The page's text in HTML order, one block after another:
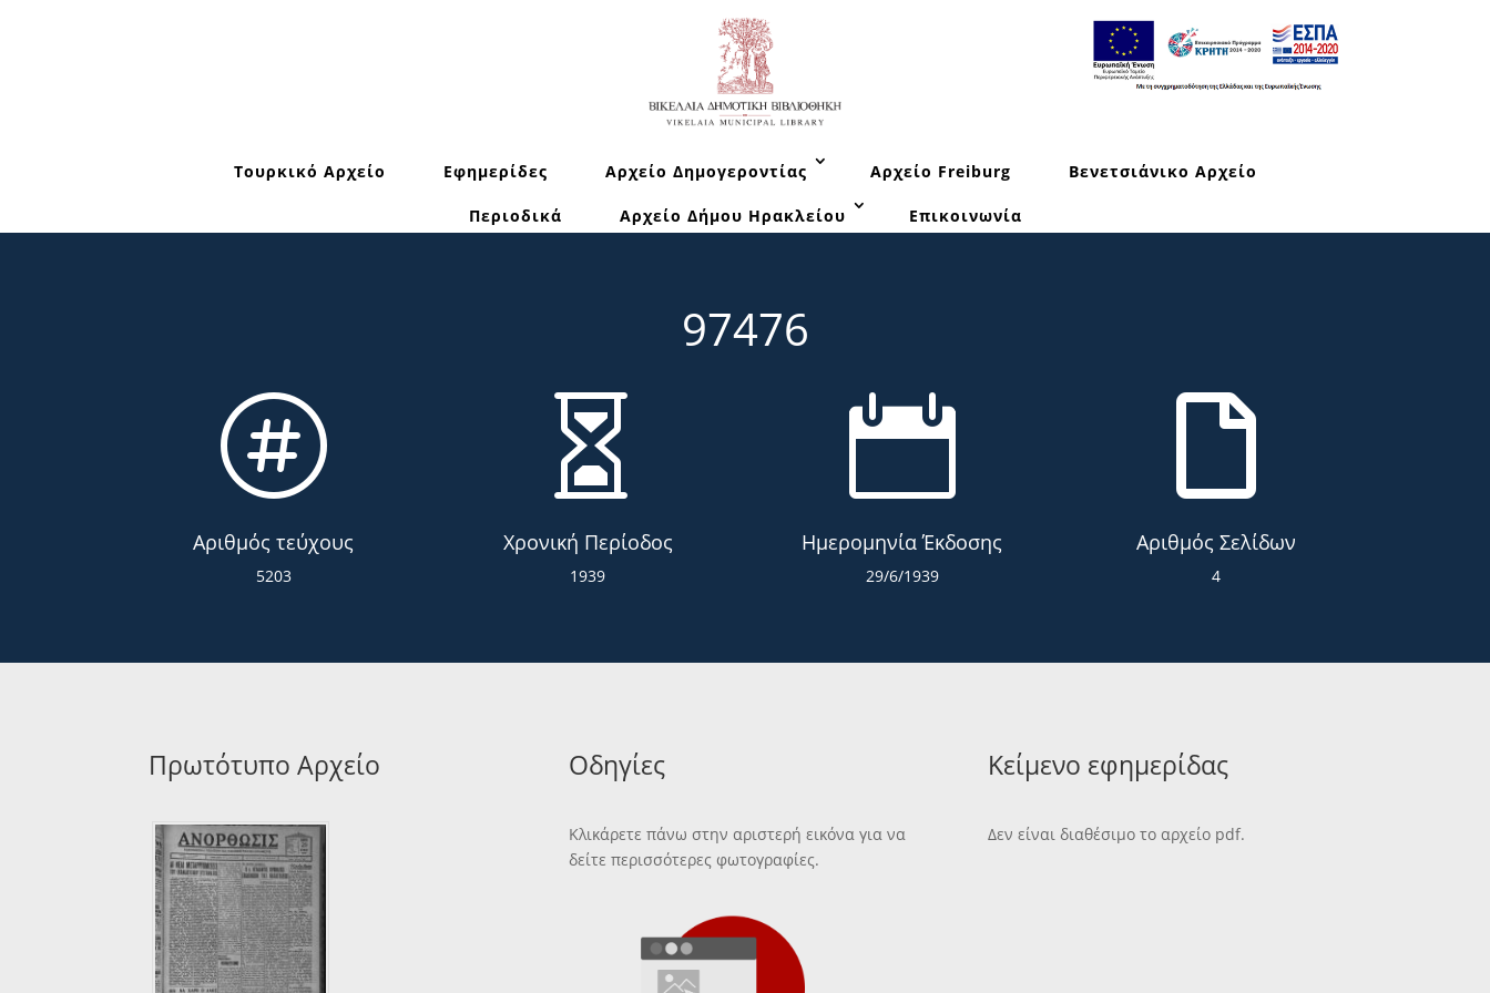
Τουρκικό Αρχείο Εφημερίδες Αρχείο Δημογεροντίας Αρχείο Freiburg Βενετσιάνικο Αρχείο
Περιοδικά Αρχείο Δήμου Ηρακλείου Επικοινωνία
97476

Αριθμός τεύχους
5203

Χρονική Περίοδος
1939

Ημερομηνία Έκδοσης
29/6/1939

Αριθμός Σελίδων
4
Πρωτότυπο Αρχείο Οδηγίες
Κλικάρετε πάνω στην αριστερή εικόνα για να
δείτε περισσότερες φωτογραφίες.
Κείμενο εφημερίδας
Δεν είναι διαθέσιμο το αρχείο pdf.